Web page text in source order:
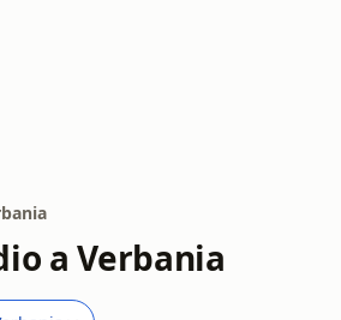
a Verbania